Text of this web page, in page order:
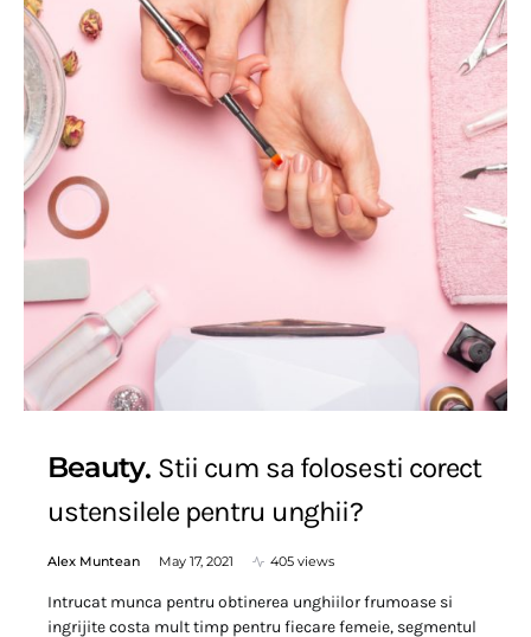
Beauty Stii cum sa folosesti corect
ustensilele pentru unghii?
Alex Muntean May 17, 2021 405 views
Intrucat munca pentru obtinerea unghiilor frumoase si
ingrijite costa mult timp pentru fiecare femeie, segmentul